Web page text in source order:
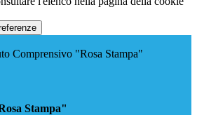
Comprensivo "Rosa Stampa"
Stampa"